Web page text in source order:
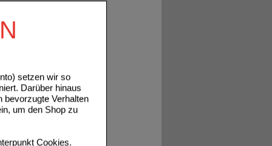
setzen wir so
Darüber hinaus
bevorzugte Verhalten
um den Shop zu
Cookies.